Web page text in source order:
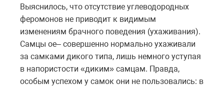
Выяснилось, что отсутствие углеводородных
феромонов не приводит к видимым
изменениям брачного поведения (ухаживания).
Самцы oe– совершенно нормально ухаживали
за самками дикого типа, лишь немного уступая
в напористости «диким» самцам. Правда,
особым успехом у самок они не пользовались: в